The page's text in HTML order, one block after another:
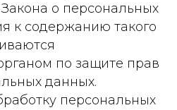
Закона о персональных
к содержанию такого
по защите прав
данных.
персональных